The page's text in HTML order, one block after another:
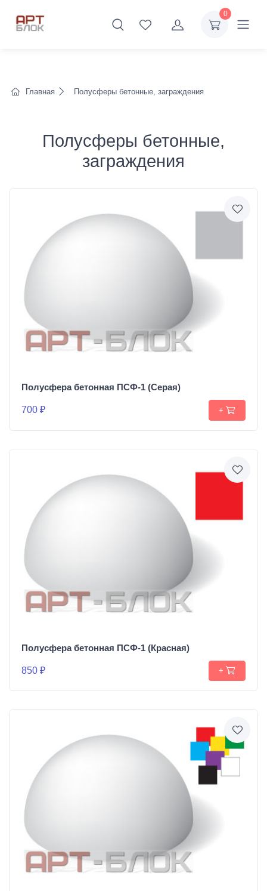
0
Главная Полусферы бетонные, заграждения
Полусферы бетонные,
заграждения
Полусфера бетонная ПСФ-1 (Серая)
700 ₽ +
Полусфера бетонная ПСФ-1 (Красная)
850 ₽ +